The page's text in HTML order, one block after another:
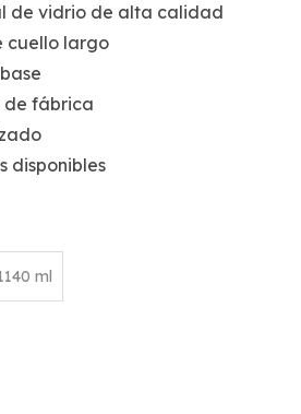
de vidrio de alta calidad
cuello largo
de fábrica
disponibles
ml